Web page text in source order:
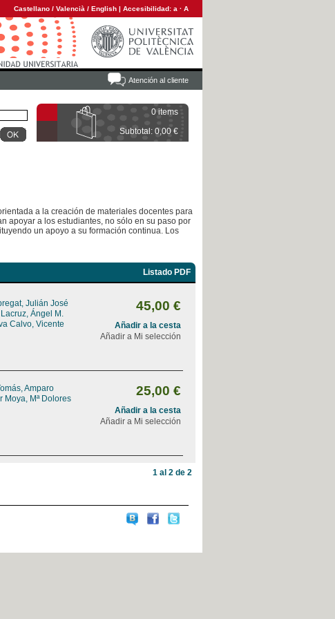
Castellano / Valencià / English | Accesibilidad: a · A
Atención al cliente
0 items
Subtotal: 0,00 €
a la creación de materiales docentes para
apoyar a los estudiantes, no sólo en su paso por
un apoyo a su formación continua. Los
Listado PDF
Julián José
Ángel M.
Calvo, Vicente
45,00 €
Añadir a la cesta
Añadir a Mi selección
Amparo
Moya, Mª Dolores
25,00 €
Añadir a la cesta
Añadir a Mi selección
1 al 2 de 2